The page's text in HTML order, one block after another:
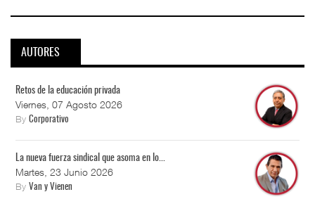
AUTORES
Retos de la educación privada
Viernes, 07 Agosto 2026
By Corporativo
La nueva fuerza sindical que asoma en lo...
Martes, 23 Junio 2026
By Van y Vienen